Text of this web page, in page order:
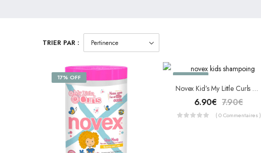
TRIER PAR :
17% OFF 13% OFF
Novex Kid’s My Little Curls Shampoing 300ml
6.90€ 7.90€
( 0 Commentaires )